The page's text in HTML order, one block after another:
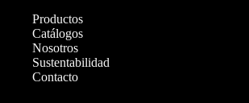
Productos
Catálogos
Nosotros
Sustentabilidad
Contacto